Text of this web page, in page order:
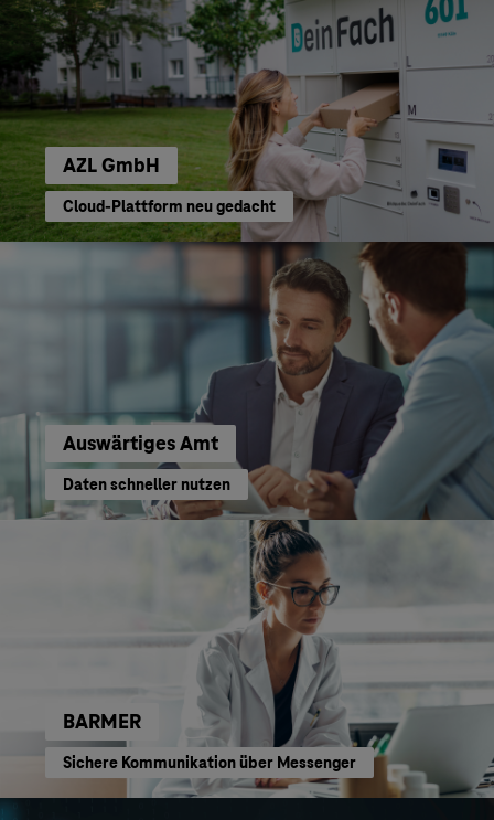
AZL GmbH
Cloud-Plattform neu gedacht
Auswärtiges Amt
Daten schneller nutzen
BARMER
Sichere Kommunikation über Messenger